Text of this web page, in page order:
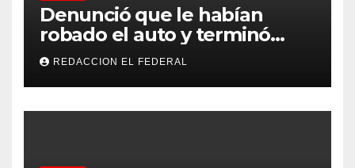
Denunció que le habían
robado el auto y terminó
confesando que su hermano
lo empeñó por drogas
REDACCION EL FEDERAL